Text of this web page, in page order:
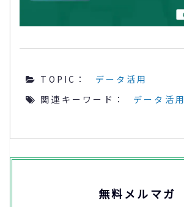
TOPIC：
データ活用
関連キーワード：
データ活用
無料メルマガ